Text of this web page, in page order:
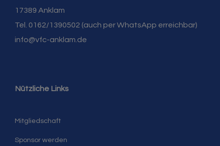
17389 Anklam
Tel. 0162/1390502 (auch per WhatsApp erreichbar)
info@vfc-anklam.de
Nützliche Links
Mitgliedschaft
Sponsor werden